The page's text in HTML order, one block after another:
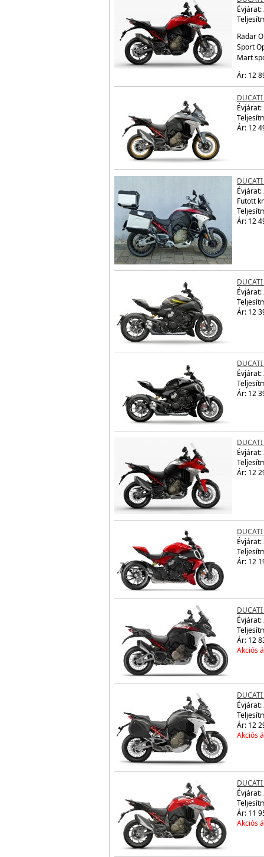
Évjárat:
Radar
Sport
Mart
Ár: 12
Évjárat:
Ár: 12
Évjárat:
Futott
Ár: 12
Évjárat:
Ár: 12
Évjárat:
Ár: 12
Évjárat:
Ár: 12
Évjárat:
Ár: 12
Évjárat:
Ár: 12
Akciós
Évjárat:
Ár: 12
Akciós
Évjárat:
Ár: 11
Akciós